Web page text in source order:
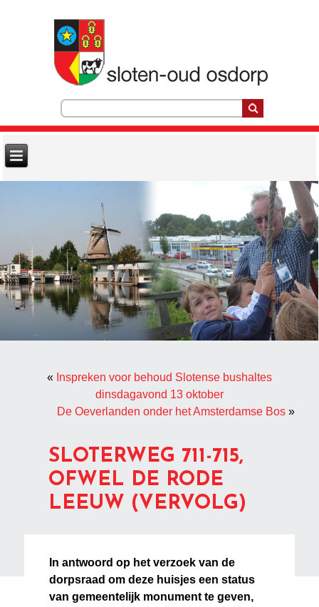
« Inspreken voor behoud Slotense bushaltes
dinsdagavond 13 oktober
De Oeverlanden onder het Amsterdamse Bos»
SLOTERWEG 711-715,
OFWEL DE RODE
LEEUW (VERVOLG)
In antwoord op het verzoek van de
dorpsraad om deze huisjes een status
van gemeentelijk monument te geven,